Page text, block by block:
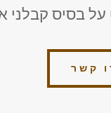
בסיס קבלני
קשר